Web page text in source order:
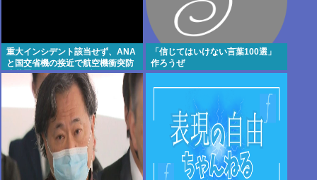
重大インシデント該当せず、ANA
と国交省機の接近で航空機衝突防
止装置（TCAS）の警報が作動し
たトラブル、羽田空港沖、全日空
「信じてはいけない言葉100選」
作ろうぜ